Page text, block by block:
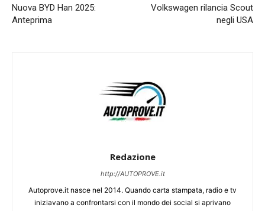
Nuova BYD Han 2025:
Anteprima
Volkswagen rilancia Scout
negli USA
Redazione
http://AUTOPROVE.it
Autoprove.it nasce nel 2014. Quando carta stampata, radio e tv
iniziavano a confrontarsi con il mondo dei social si aprivano